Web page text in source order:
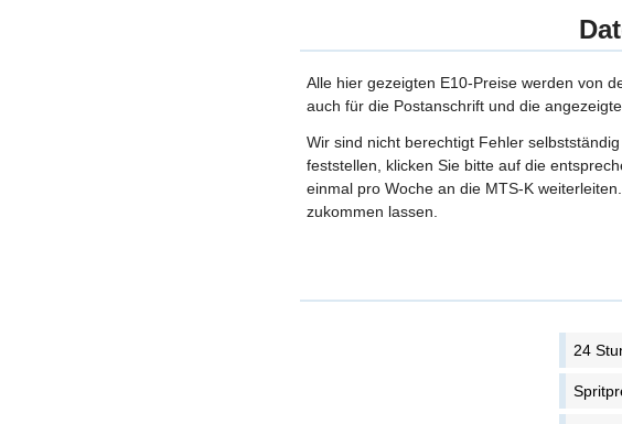
Alle hier gezeigten E10-Preise werden von
auch für die Postanschrift und die
Wir sind nicht berechtigt Fehler
feststellen, klicken Sie bitte auf die
einmal pro Woche an die MTS-K
zukommen lassen.
24